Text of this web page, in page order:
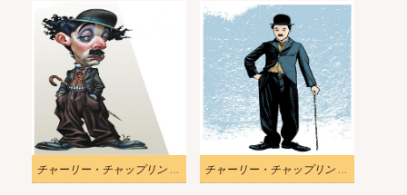
チャーリー・チャップリン 3 イラスト チャーリー・チャップリン 2 イラスト